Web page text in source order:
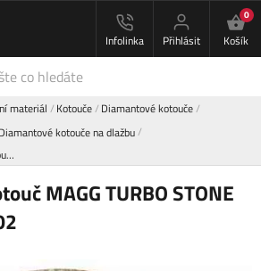
Infolinka Přihlásit
0
Košík
materiál Kotouče Diamantové kotouče
Diamantové kotouče na dlažbu
MAGG TURBO STONE